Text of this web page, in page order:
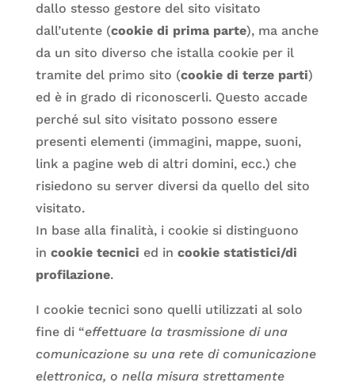
dallo stesso gestore del sito visitato
dall’utente (cookie di prima parte), ma anche
da un sito diverso che istalla cookie per il
tramite del primo sito (cookie di terze parti)
ed è in grado di riconoscerli. Questo accade
perché sul sito visitato possono essere
presenti elementi (immagini, mappe, suoni,
link a pagine web di altri domini, ecc.) che
risiedono su server diversi da quello del sito
visitato.
In base alla finalità, i cookie si distinguono
in cookie tecnici ed in cookie statistici/di
profilazione.
I cookie tecnici sono quelli utilizzati al solo
fine di “effettuare la trasmissione di una
comunicazione su una rete di comunicazione
elettronica, o nella misura strettamente